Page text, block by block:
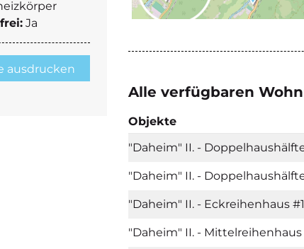
Ja
ausdrucken
Alle verfügbaren
Objekte
"Daheim" II. -
"Daheim" II. -
"Daheim" II. - Eckreihenhaus #1
"Daheim" II. - Mittelreihenhaus